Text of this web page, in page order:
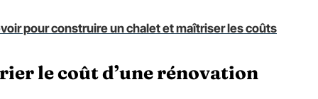
pour construire un chalet et maîtriser les coûts
le coût d’une rénovation